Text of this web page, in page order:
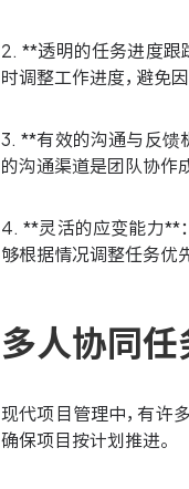
2. **透明的任务进度跟
时调整工作进度，避免
3. **有效的沟通与反馈
的沟通渠道是团队协作
4. **灵活的应变能力**
够根据情况调整任务优
多人协同
现代项目管理中，有许
确保项目按计划推进。